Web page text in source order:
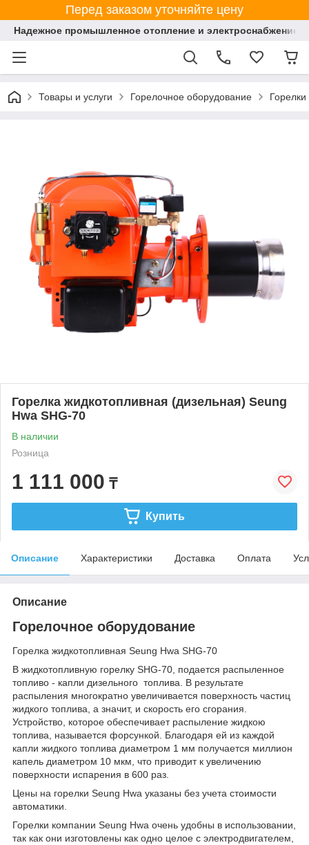
Перед заказом уточняйте цену
Надежное промышленное отопление и электроснабжение
Товары и услуги Горелочное оборудование
Горелка жидкотопливная (дизельная) Seung
Hwa SHG-70
В наличии
Розница
1 111 000 ₸
Купить
Описание Характеристики Доставка Оплата
Описание
Горелочное оборудование
Горелка жидкотопливная Seung Hwа SHG-70
В жидкотопливную горелку SHG-70, подается распыленное
топливо - капли дизельного топлива. В результате
распыления многократно увеличивается поверхность частиц
жидкого топлива, а значит, и скорость его сгорания.
Устройство, которое обеспечивает распыление жидкою
топлива, называется форсункой. Благодаря ей из каждой
капли жидкого топлива диаметром 1 мм получается миллион
капель диаметром 10 мкм, что приводит к увеличению
поверхности испарения в 600 раз.
Цены на горелки Seung Hwa указаны без учета стоимости
автоматики.
Горелки компании Seung Hwa очень удобны в использовании,
так как они изготовлены как одно целое с электродвигателем,